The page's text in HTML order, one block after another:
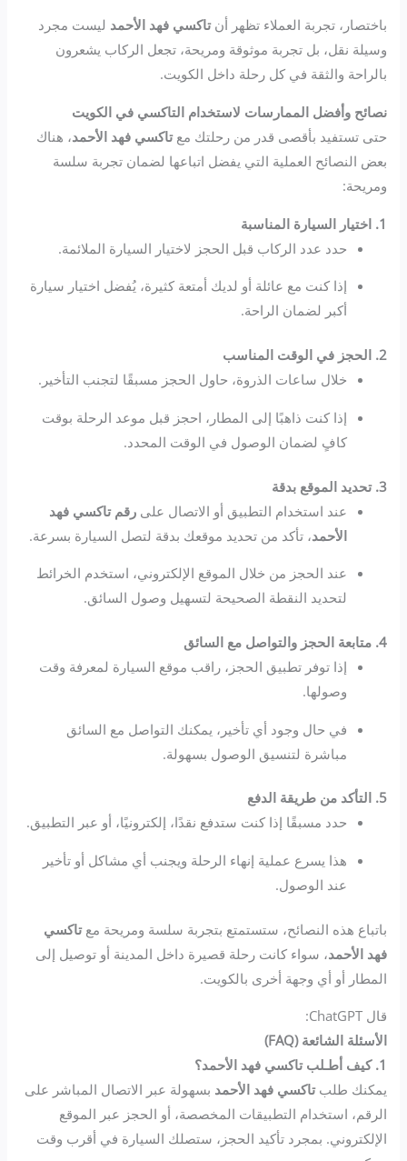
باختصار، تجربة العملاء تظهر أنتاكسي فهد الأحمد ليست مجرد
وسيلة نقل، بل تجربة موثوقة ومريحة، تجعل الركاب يشعرون
بالراحة والثقة في كل رحلة داخل الكويت.
نصائح وأفضل الممارسات لاستخدام التاكسي في الكويت
حتى تستفيد بأقصى قدر من رحلتك معتاكسي فهد الأحمد، هناك
بعض النصائح العملية التي يفضل اتباعها لضمان تجربة سلسة
ومريحة:
1. اختيار السيارة المناسبة
حدد عدد الركاب قبل الحجز لاختيار السيارة الملائمة.
إذا كنت مع عائلة أو لديك أمتعة كثيرة، يُفضل اختيار سيارة
أكبر لضمان الراحة.
2. الحجز في الوقت المناسب
خلال ساعات الذروة، حاول الحجز مسبقًا لتجنب التأخير.
إذا كنت ذاهبًا إلى المطار، احجز قبل موعد الرحلة بوقت
كافٍ لضمان الوصول في الوقت المحدد.
3. تحديد الموقع بدقة
عند استخدام التطبيق أو الاتصال علىرقم تاكسي فهد
الأحمد، تأكد من تحديد موقعك بدقة لتصل السيارة بسرعة.
عند الحجز من خلال الموقع الإلكتروني، استخدم الخرائط
لتحديد النقطة الصحيحة لتسهيل وصول السائق.
4. متابعة الحجز والتواصل مع السائق
إذا توفر تطبيق الحجز، راقب موقع السيارة لمعرفة وقت
وصولها.
في حال وجود أي تأخير، يمكنك التواصل مع السائق
مباشرة لتنسيق الوصول بسهولة.
5. التأكد من طريقة الدفع
حدد مسبقًا إذا كنت ستدفع نقدًا، إلكترونيًا، أو عبر التطبيق.
هذا يسرع عملية إنهاء الرحلة ويجنب أي مشاكل أو تأخير
عند الوصول.
باتباع هذه النصائح، ستستمتع بتجربة سلسة ومريحة معتاكسي
فهد الأحمد، سواء كانت رحلة قصيرة داخل المدينة أو توصيل إلى
المطار أو أي وجهة أخرى بالكويت.
قال ChatGPT:
الأسئلة الشائعة (FAQ)
1. كيف أطـلب تاكسي فهد الأحمد؟
يمكنك طلبتاكسي فهد الأحمد بسهولة عبر الاتصال المباشر على
الرقم، استخدام التطبيقات المخصصة، أو الحجز عبر الموقع
الإلكتروني. بمجرد تأكيد الحجز، ستصلك السيارة في أقرب وقت